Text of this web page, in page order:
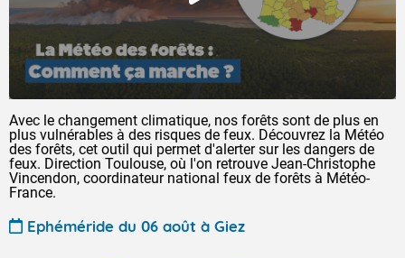
Avec le changement climatique, nos forêts sont de plus en
plus vulnérables à des risques de feux. Découvrez la Météo
des forêts, cet outil qui permet d'alerter sur les dangers de
feux. Direction Toulouse, où l'on retrouve Jean-Christophe
Vincendon, coordinateur national feux de forêts à Météo-
France.
Ephéméride du 06 août à Giez